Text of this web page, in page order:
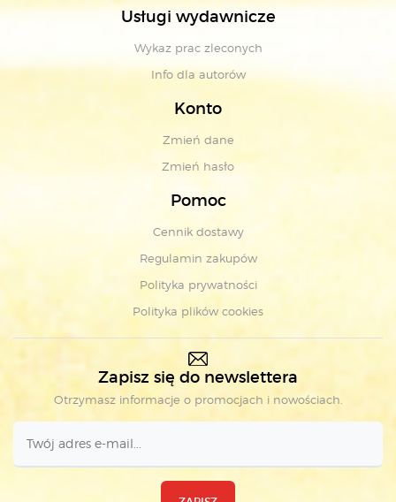
Usługi wydawnicze
Wykaz prac zleconych
Info dla autorów
Konto
Zmień dane
Zmień hasło
Pomoc
Cennik dostawy
Regulamin zakupów
Polityka prywatności
Polityka plików cookies
Zapisz się do newslettera
Otrzymasz informacje o promocjach i nowościach.